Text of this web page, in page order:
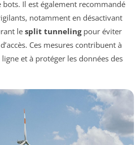
Il est également recommandé
notamment en désactivant
le split tunnelingpour éviter
Ces mesures contribuent à
et à protéger les données des